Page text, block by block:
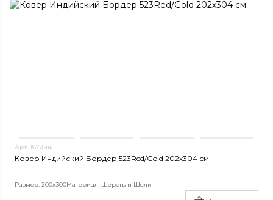
Арт. 1878нш
Ковер Индийский Бордер 523Red/Gold 202x304 см
Размер: 200x300Материал: Шерсть и Шелк